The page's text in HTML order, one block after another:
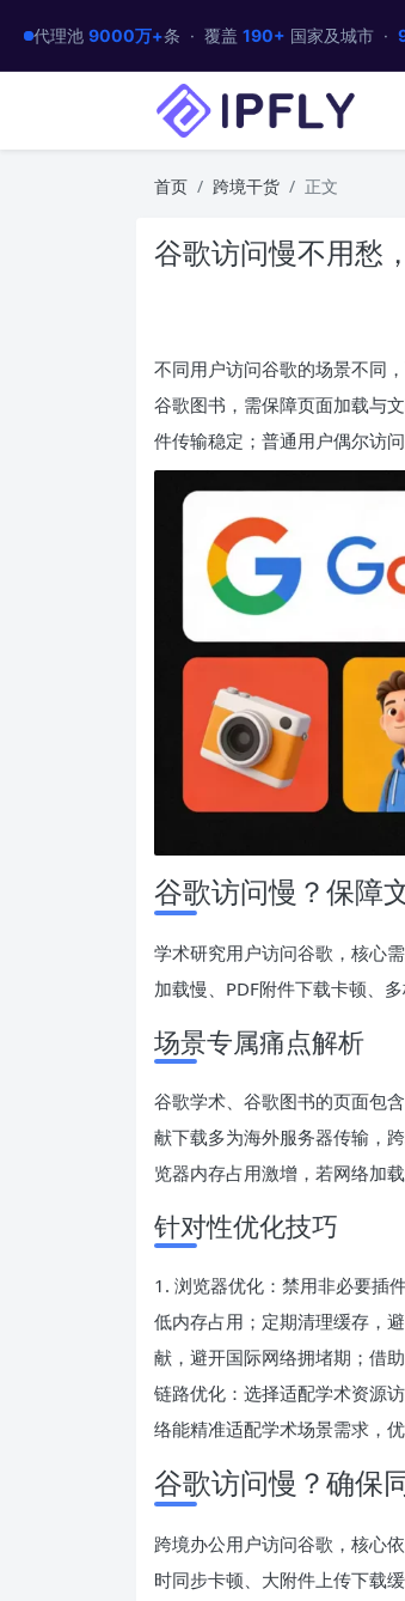
代理池 9000万+条 · 覆盖 190+ 国家及城市 ·
首页 跨境干货 正文
谷歌访问慢不用愁
不同用户访问谷歌的场景不同
谷歌图书，需保障页面加载与
件传输稳定；普通用户偶尔访
谷歌访问慢？保障
学术研究用户访问谷歌，核心
加载慢、PDF附件下载卡顿、
场景专属痛点解析
谷歌学术、谷歌图书的页面包
献下载多为海外服务器传输，
览器内存占用激增，若网络加
针对性优化技巧
1. 浏览器优化：禁用非必要插
低内存占用；定期清理缓存，
献，避开国际网络拥堵期；借
链路优化：选择适配学术资源
络能精准适配学术场景需求，
谷歌访问慢？确保
跨境办公用户访问谷歌，核心
时同步卡顿、大附件上传下载